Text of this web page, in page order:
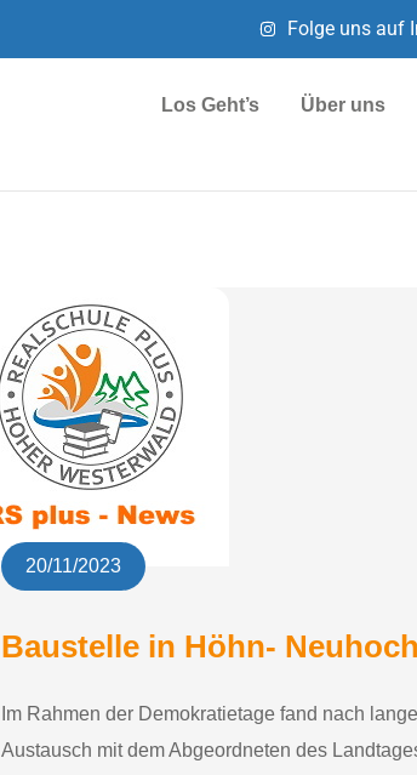
Folge uns auf
Los Geht’s Über uns
20/11/2023
Baustelle in Höhn-
Im Rahmen der Demokratietage fand nach
Austausch mit dem Abgeordneten des